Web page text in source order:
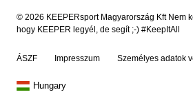
© 2026 KEEPERsport Magyarország Kft Nem
hogy KEEPER legyél, de segít ;-) #KeepItAll
ÁSZF Impresszum Személyes adatok
Hungary